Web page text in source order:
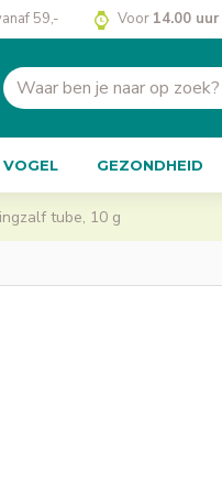
59,- Voor 14.00 uur
VOGEL GEZONDHEID
tube, 10 g